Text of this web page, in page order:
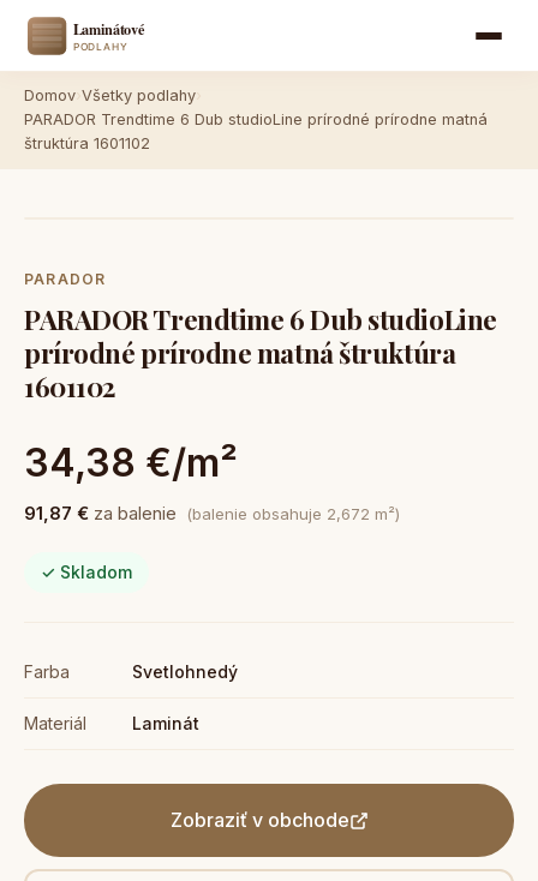
Domov Všetky podlahy
PARADOR Trendtime 6 Dub studioLine prírodné prírodne matná
štruktúra 1601102
PARADOR
PARADOR Trendtime 6 Dub studioLine
prírodné prírodne matná štruktúra
1601102
34,38 €/m²
91,87 € za balenie (balenie obsahuje 2,672 m²)
✓ Skladom
Farba Svetlohnedý
Materiál Laminát
Zobraziť v obchode